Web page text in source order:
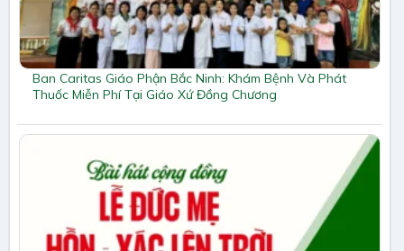
Ban Caritas Giáo Phận Bắc Ninh: Khám Bệnh Và Phát
Thuốc Miễn Phí Tại Giáo Xứ Đồng Chương